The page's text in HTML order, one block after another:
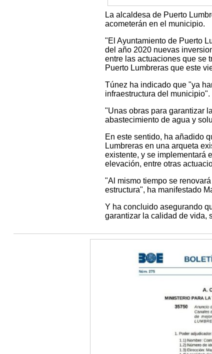
La alcaldesa de Puerto
acometerán en el municipio.
"El Ayuntamiento de Puerto
del año 2020 nuevas
entre las actuaciones que se
Puerto Lumbreras que este
Túnez ha indicado que "ya
infraestructura del municipio".
"Unas obras para garantizar
abastecimiento de agua y
En este sentido, ha añadido
Lumbreras en una arqueta
existente, y se implementará
elevación, entre otras
"Al mismo tiempo se
estructura", ha manifestado
Y ha concluido asegurando
garantizar la calidad de vida,